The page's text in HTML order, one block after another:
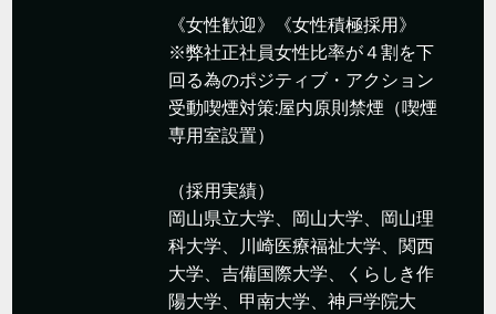
《女性歓迎》《女性積極採用》
※弊社正社員女性比率が４割を下
回る為のポジティブ・アクション
受動喫煙対策:屋内原則禁煙（喫煙
専用室設置）
（採用実績）
岡山県立大学、岡山大学、岡山理
科大学、川崎医療福祉大学、関西
大学、吉備国際大学、くらしき作
陽大学、甲南大学、神戸学院大